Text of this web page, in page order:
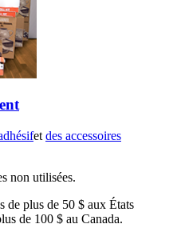
et des accessoires
non utilisées.
de plus de 50 $ aux États
de 100 $ au Canada.